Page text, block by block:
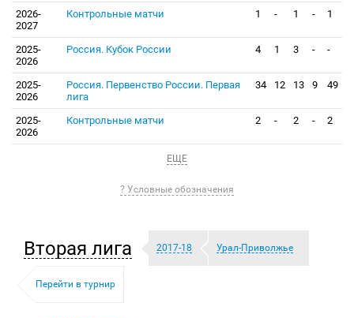
2026-
2027
Контрольные матчи 1 - 1 - 1
2025-
2026
Россия. Кубок России 4 1 3 - -
2025-
2026
Россия. Первенство России. Первая
лига
34 12 13 9 49
2025-
2026
Контрольные матчи 2 - 2 - 2
ЕЩЕ
? Условные обозначения
Вторая лига 2017-18 Урал-Приволжье
Перейти в турнир